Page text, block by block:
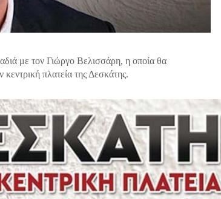
με τον Γιώργο Βελισσάρη, η οποία θα
πλατεία της Δεσκάτης.